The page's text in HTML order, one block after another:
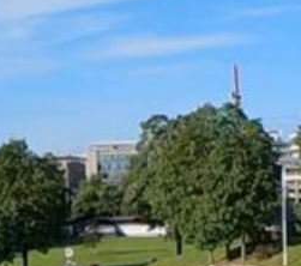
iPad eller brusflaske) veier mange
km/t) og kan bli et dødelig
gjenstander lavt og så langt frem i
gjerne inntil seteryggen.
bagasjenett eller sikre løse
takstativ og sjekk maksimal
kunne forskyve seg, falle av, eller
kjøretøyets sider.